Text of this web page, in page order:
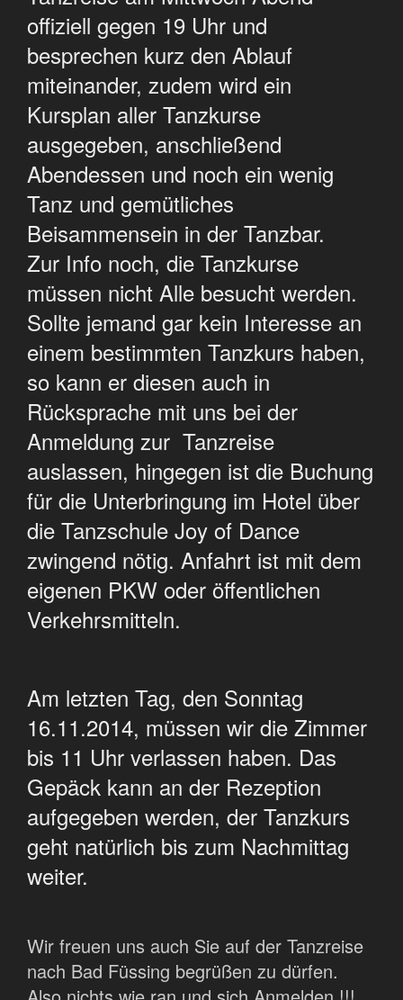
offiziell gegen 19 Uhr und
besprechen kurz den Ablauf
miteinander, zudem wird ein
Kursplan aller Tanzkurse
ausgegeben, anschließend
Abendessen und noch ein wenig
Tanz und gemütliches
Beisammensein in der Tanzbar.
Zur Info noch, die Tanzkurse
müssen nicht Alle besucht werden.
Sollte jemand gar kein Interesse an
einem bestimmten Tanzkurs haben,
so kann er diesen auch in
Rücksprache mit uns bei der
Anmeldung zur Tanzreise
auslassen, hingegen ist die Buchung
für die Unterbringung im Hotel über
die Tanzschule Joy of Dance
zwingend nötig. Anfahrt ist mit dem
eigenen PKW oder öffentlichen
Verkehrsmitteln.
Am letzten Tag, den Sonntag
16.11.2014, müssen wir die Zimmer
bis 11 Uhr verlassen haben. Das
Gepäck kann an der Rezeption
aufgegeben werden, der Tanzkurs
geht natürlich bis zum Nachmittag
weiter.
Wir freuen uns auch Sie auf der Tanzreise
nach Bad Füssing begrüßen zu dürfen.